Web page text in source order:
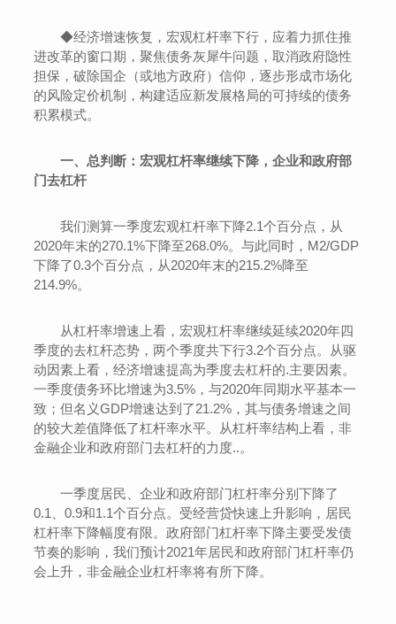
◆经济增速恢复，宏观杠杆率下行，应着力抓住推
进改革的窗口期，聚焦债务灰犀牛问题，取消政府隐性
担保，破除国企（或地方政府）信仰，逐步形成市场化
的风险定价机制，构建适应新发展格局的可持续的债务
积累模式。
一、总判断：宏观杠杆率继续下降，企业和政府部
门去杠杆
我们测算一季度宏观杠杆率下降2.1个百分点，从
2020年末的270.1%下降至268.0%。与此同时，M2/GDP
下降了0.3个百分点，从2020年末的215.2%降至
214.9%。
从杠杆率增速上看，宏观杠杆率继续延续2020年四
季度的去杠杆态势，两个季度共下行3.2个百分点。从驱
动因素上看，经济增速提高为季度去杠杆的.主要因素。
一季度债务环比增速为3.5%，与2020年同期水平基本一
致；但名义GDP增速达到了21.2%，其与债务增速之间
的较大差值降低了杠杆率水平。从杠杆率结构上看，非
金融企业和政府部门去杠杆的力度..。
一季度居民、企业和政府部门杠杆率分别下降了
0.1、0.9和1.1个百分点。受经营贷快速上升影响，居民
杠杆率下降幅度有限。政府部门杠杆率下降主要受发债
节奏的影响，我们预计2021年居民和政府部门杠杆率仍
会上升，非金融企业杠杆率将有所下降。